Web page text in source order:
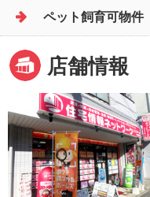
ペット飼育可物件
店舗情報